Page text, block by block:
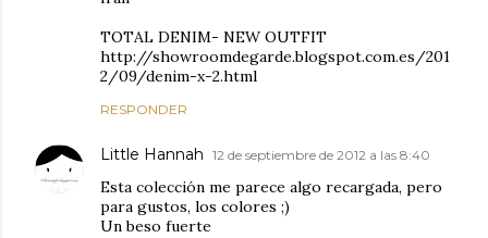
TOTAL DENIM- NEW OUTFIT
http://showroomdegarde.blogspot.com.es/201
2/09/denim-x-2.html
RESPONDER
Little Hannah 12 de septiembre de 2012 a las 8:40
Esta colección me parece algo recargada, pero
para gustos, los colores ;)
Un beso fuerte